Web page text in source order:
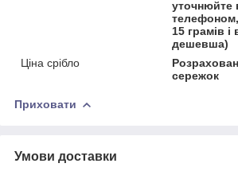
уточнюйте
15 грамів
дешевша)
Ціна срібло
сережок
Приховати
Умови доставки